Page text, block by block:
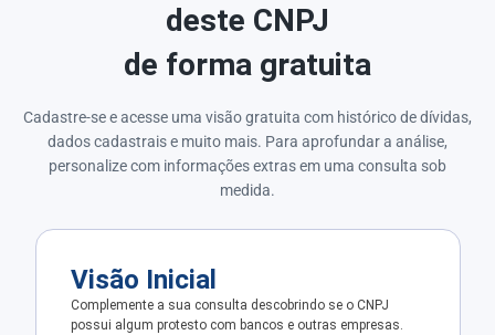
deste CNPJ
de forma gratuita
Cadastre-se e acesse uma visão gratuita com histórico de dívidas,
dados cadastrais e muito mais. Para aprofundar a análise,
personalize com informações extras em uma consulta sob
medida.
Visão Inicial
Complemente a sua consulta descobrindo se o CNPJ
possui algum protesto com bancos e outras empresas.